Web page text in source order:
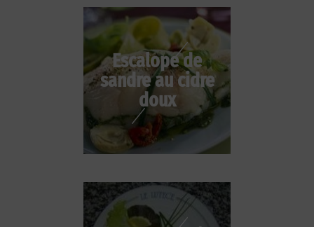
Escalope de
sandre au cidre
doux